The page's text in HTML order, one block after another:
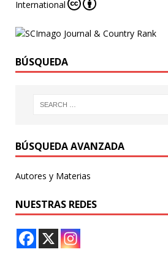
International
BÚSQUEDA
BÚSQUEDA AVANZADA
Autores y Materias
NUESTRAS REDES